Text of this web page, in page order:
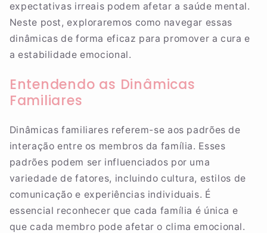
expectativas irreais podem afetar a saúde mental.
Neste post, exploraremos como navegar essas
dinâmicas de forma eficaz para promover a cura e
a estabilidade emocional.
Entendendo as Dinâmicas
Familiares
Dinâmicas familiares referem-se aos padrões de
interação entre os membros da família. Esses
padrões podem ser influenciados por uma
variedade de fatores, incluindo cultura, estilos de
comunicação e experiências individuais. É
essencial reconhecer que cada família é única e
que cada membro pode afetar o clima emocional.